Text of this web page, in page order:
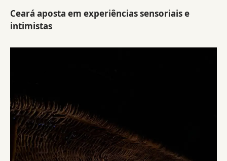
Ceará aposta em experiências sensoriais e
intimistas